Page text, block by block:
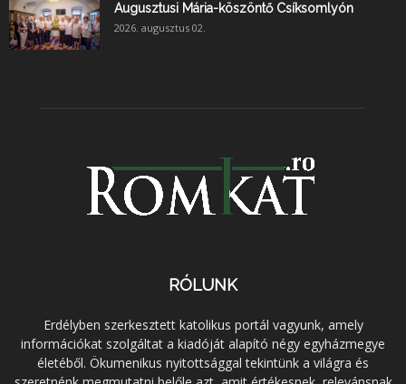
Augusztusi Mária-köszöntő Csíksomlyón
2026. augusztus 02.
RÓLUNK
Erdélyben szerkesztett katolikus portál vagyunk, amely
információkat szolgáltat a kiadóját alapító négy egyházmegye
életéből. Ökumenikus nyitottsággal tekintünk a világra és